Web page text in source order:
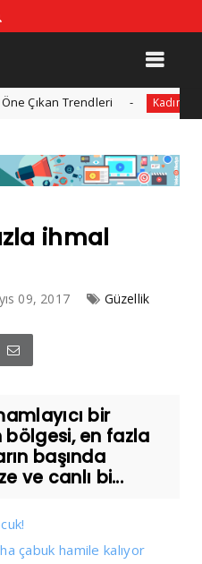
Trendleri Kadın Her
ihmal
09, 2017 Güzellik
bir
en fazla
başında
ve canlı bi...
çabuk hamile kalıyor